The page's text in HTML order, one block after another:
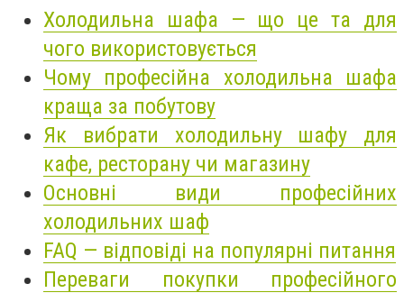
Холодильна шафа — що це та для
чого використовується
Чому професійна холодильна шафа
краща за побутову
Як вибрати холодильну шафу для
кафе, ресторану чи магазину
Основні види професійних
холодильних шаф
FAQ — відповіді на популярні питання
Переваги покупки професійного